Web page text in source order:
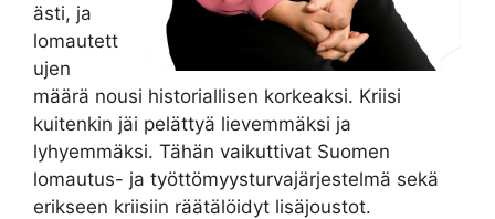
ästi, ja
lomautett
ujen
määrä nousi historiallisen korkeaksi. Kriisi
kuitenkin jäi pelättyä lievemmäksi ja
lyhyemmäksi. Tähän vaikuttivat Suomen
lomautus- ja työttömyysturvajärjestelmä sekä
erikseen kriisiin räätälöidyt lisäjoustot.